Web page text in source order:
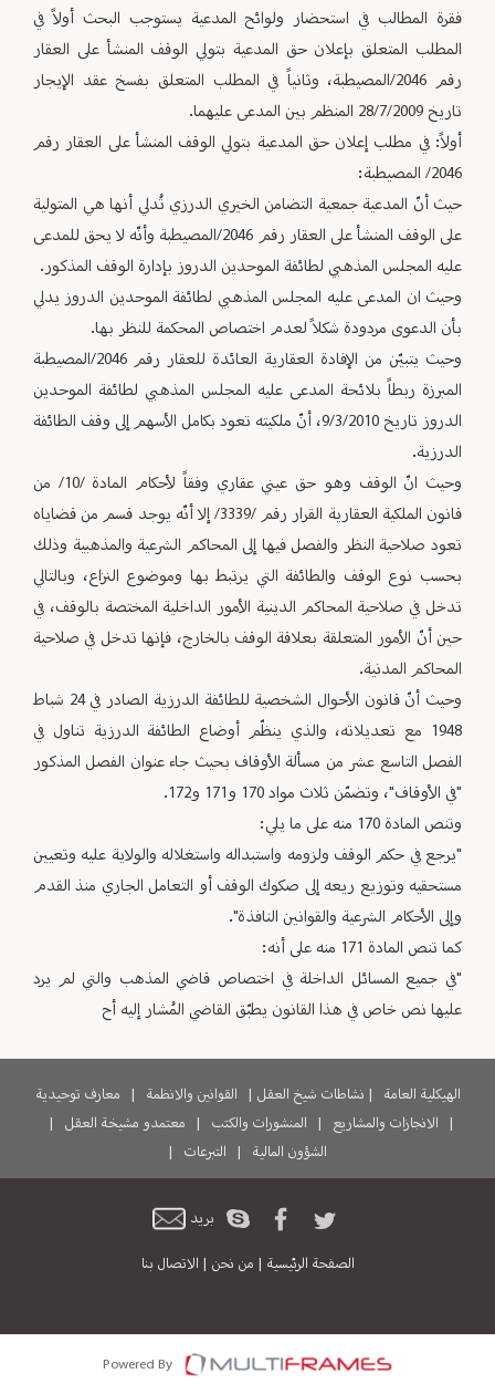
فقرة المطالب في استحضار ولوائح المدعية يستوجب البحث أولاً في
المطلب المتعلق بإعلان حق المدعية بتولي الوقف المنشأ على العقار
رقم 2046/المصيطبة، وثانياً في المطلب المتعلق بفسخ عقد الإيجار
تاريخ 28/7/2009 المنظم بين المدعى عليهما.
أولاً: في مطلب إعلان حق المدعية بتولي الوقف المنشأ على العقار رقم
2046/ المصيطبة:
حيث أنّ المدعية جمعية التضامن الخيري الدرزي تُدلي أنها هي المتولية
على الوقف المنشأ على العقار رقم 2046/المصيطبة وأنّه لا يحق للمدعى
عليه المجلس المذهبي لطائفة الموحدين الدروز بإدارة الوقف المذكور.
وحيث ان المدعى عليه المجلس المذهبي لطائفة الموحدين الدروز يدلي
بأن الدعوى مردودة شكلاً لعدم اختصاص المحكمة للنظر بها.
وحيث يتبيّن من الإفادة العقارية العائدة للعقار رقم 2046/المصيطبة
المبرزة ربطاً بلائحة المدعى عليه المجلس المذهبي لطائفة الموحدين
الدروز تاريخ 9/3/2010، أنّ ملكيته تعود بكامل الأسهم إلى وقف الطائفة
الدرزية.
وحيث انّ الوقف وهو حق عيني عقاري وفقاً لأحكام المادة /10/ من
قانون الملكية العقارية القرار رقم /3339/ إلا أنّه يوجد قسم من قضاياه
تعود صلاحية النظر والفصل فيها إلى المحاكم الشرعية والمذهبية وذلك
بحسب نوع الوقف والطائفة التي يرتبط بها وموضوع النزاع، وبالتالي
تدخل في صلاحية المحاكم الدينية الأمور الداخلية المختصة بالوقف، في
حين أنّ الأمور المتعلقة بعلاقة الوقف بالخارج، فإنها تدخل في صلاحية
المحاكم المدنية.
وحيث أنّ قانون الأحوال الشخصية للطائفة الدرزية الصادر في 24 شباط
1948 مع تعديلاته، والذي ينظّم أوضاع الطائفة الدرزية تناول في
الفصل التاسع عشر من مسألة الأوقاف بحيث جاء عنوان الفصل المذكور
"في الأوقاف"، وتضمّن ثلاث مواد 170 و171 و172.
وتنص المادة 170 منه على ما يلي:
"يرجع في حكم الوقف ولزومه واستبداله واستغلاله والولاية عليه وتعيين
مستحقيه وتوزيع ريعه إلى صكوك الوقف أو التعامل الجاري منذ القدم
وإلى الأحكام الشرعية والقوانين النافذة".
كما تنص المادة 171 منه على أنه:
"في جميع المسائل الداخلة في اختصاص قاضي المذهب والتي لم يرد
عليها نص خاص في هذا القانون يطبّق القاضي المُشار إليه أح
الهيكلية العامة | نشاطات شيخ العقل | القوانين والانظمة |
معارف توحيدية
|
الانجازات والمشاريع | المنشورات والكتب | معتمدو مشيخة العقل
|
الشؤون المالية
| التبرعات |
بريد
الصفحة الرئيسية | من نحن | الاتصال بنا
Powered By